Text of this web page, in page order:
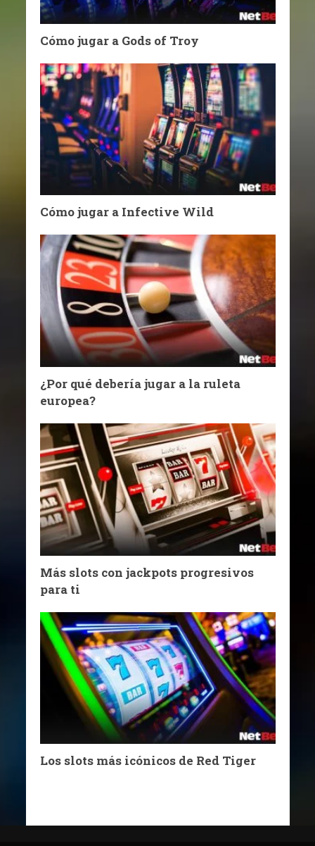
Cómo jugar a Gods of Troy
Cómo jugar a Infective Wild
¿Por qué debería jugar a la ruleta
europea?
Más slots con jackpots progresivos
para ti
Los slots más icónicos de Red Tiger